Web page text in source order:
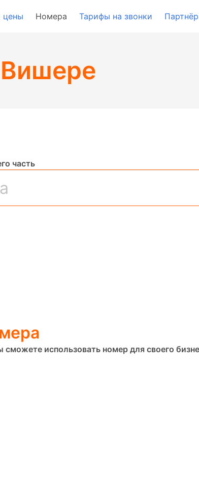
цены Номера Тарифы на звонки
часть
использовать номер для своего